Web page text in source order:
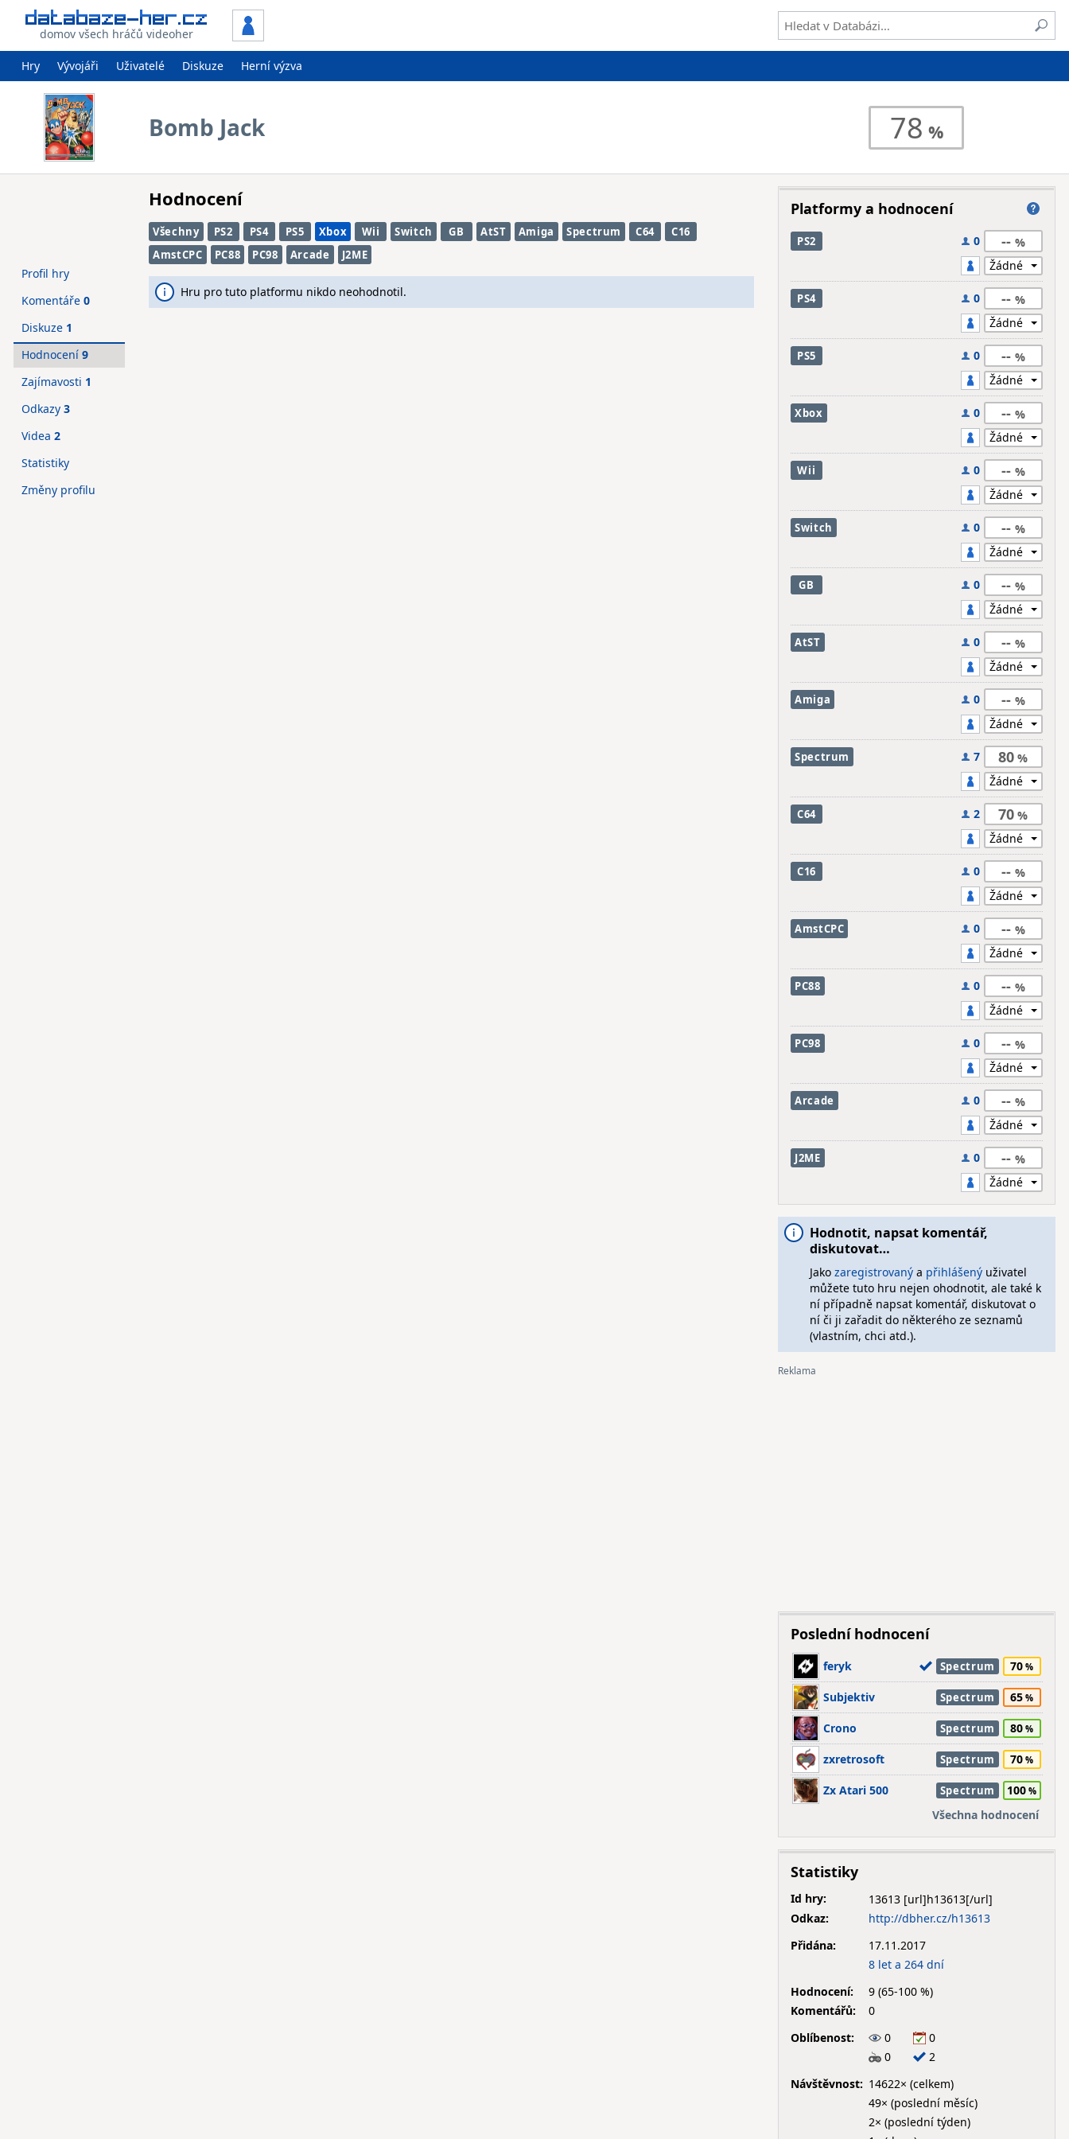
domov všech hráčů videoher
Hry Vývojáři Uživatelé Diskuze Herní výzva
Bomb Jack 78
Hodnocení
Všechny PS2 PS4 PS5 Xbox Wii Switch GB AtST Amiga Spectrum C64
C16
AmstCPC
PC88 PC98 Arcade J2ME
Hru pro tuto platformu nikdo neohodnotil.
Profil hry
Komentáře 0
Diskuze 1
Hodnocení 9
Zajímavosti 1
Odkazy 3
Videa 2
Statistiky
Změny profilu
Platformy a hodnocení
PS2 0 --
PS4 0 --
PS5 0 --
Xbox 0 --
Wii 0 --
Switch 0 --
GB 0 --
AtST 0 --
Amiga 0 --
Spectrum 7 80
C64 2 70
C16 0 --
AmstCPC 0 --
PC88 0 --
PC98 0 --
Arcade 0 --
J2ME 0 --
Hodnotit, napsat komentář,
diskutovat…
Jako zaregistrovanýa přihlášenýuživatel
můžete tuto hru nejen ohodnotit, ale také k
ní případně napsat komentář, diskutovat o
ní či ji zařadit do některého ze seznamů
(vlastním, chci atd.).
Poslední hodnocení
feryk Spectrum 70
Subjektiv Spectrum 65
Crono Spectrum 80
zxretrosoft Spectrum 70
Zx Atari 500 Spectrum
100
Všechna hodnocení
Statistiky
Id hry:
13613
Odkaz:
http://dbher.cz/h13613
Přidána:
17.11.2017
8 let a 264 dní
Hodnocení:
9 (65-100 %)
Komentářů:
0
Oblíbenost:
0
0
0
2
Návštěvnost: 14622× (celkem)
49× (poslední měsíc)
2× (poslední týden)